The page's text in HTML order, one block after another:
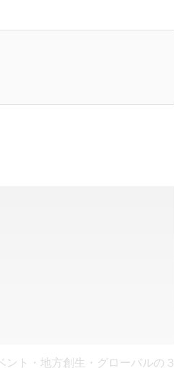
、「ベンチャープログラム」
ント・地方創生・グローバルの３